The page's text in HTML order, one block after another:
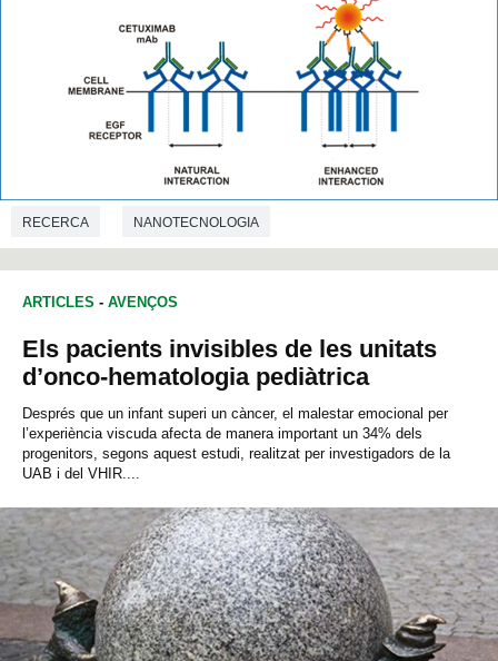
RECERCA NANOTECNOLOGIA
ARTICLES - AVENÇOS
Els pacients invisibles de les unitats
d’onco-hematologia pediàtrica
Després que un infant superi un càncer, el malestar emocional per
l’experiència viscuda afecta de manera important un 34% dels
progenitors, segons aquest estudi, realitzat per investigadors de la
UAB i del VHIR....